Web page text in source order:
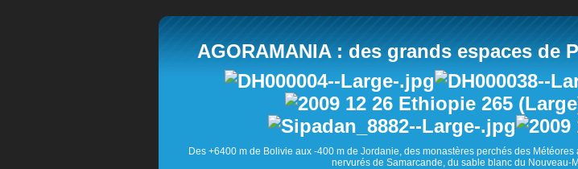
AGORAMANIA : des grands espaces de
Des +6400 m de Bolivie aux -400 m de Jordanie, des monastères perchés des
nervurés de Samarcande, du sable blanc du Nouveau-